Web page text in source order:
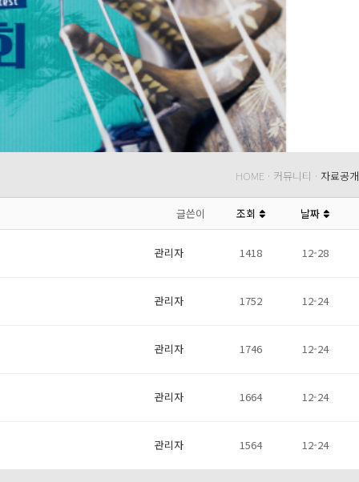
HOME · 커뮤니티 · 자료공개
글쓴이 조회 날짜
관리자 1418 12-28
관리자 1752 12-24
관리자 1746 12-24
관리자 1664 12-24
관리자 1564 12-24